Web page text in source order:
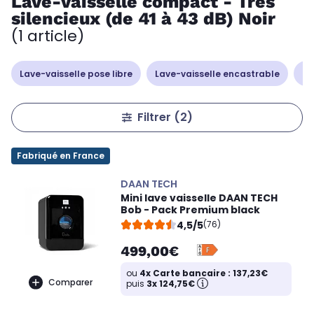
silencieux (de 41 à 43 dB) Noir
(1 article)
Lave-vaisselle pose libre Lave-vaisselle encastrable
Filtrer (2)
Fabriqué en France
Comparer
DAAN TECH
Mini lave vaisselle DAAN TECH
Bob - Pack Premium black
4,5/5(76)
499,00€
ou 4x Carte bancaire : 137,23€
puis 3x 124,75€